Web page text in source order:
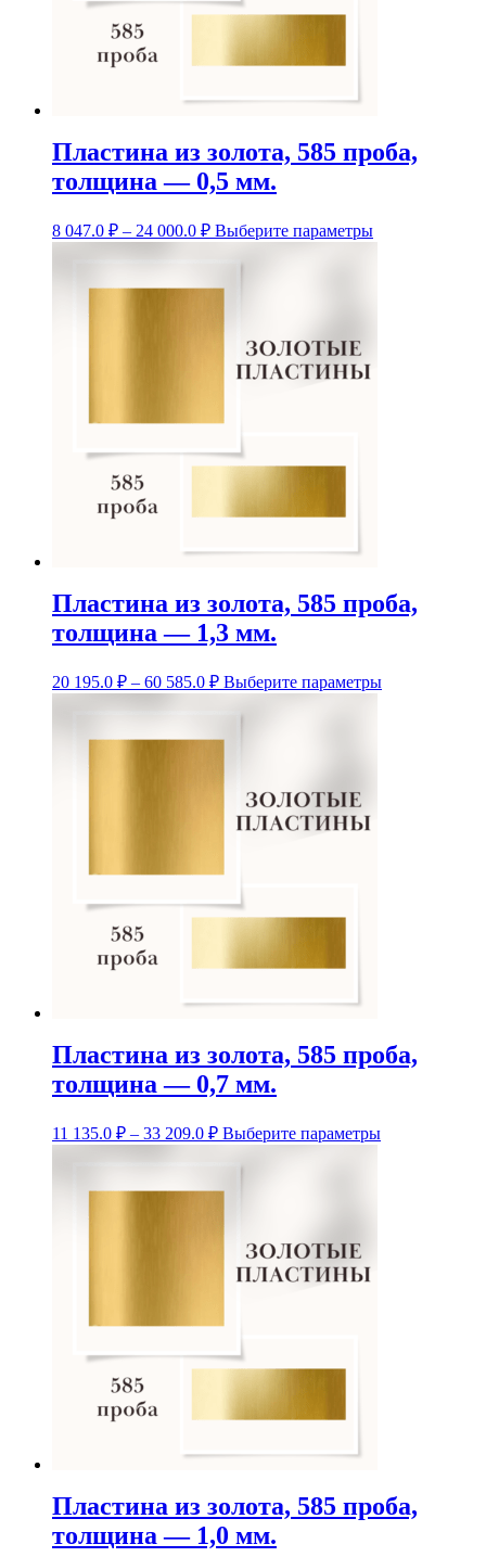
Пластина из золота, 585 проба,
толщина — 0,5 мм.
8 047.0 ₽ – 24 000.0 ₽Диапазон
цен:
047.0 ₽
000.0 ₽
Выберите параметрыЭтот
товар
Пластина из золота, 585 проба,
толщина — 1,3 мм.
20 195.0 ₽ – 60 585.0 ₽Диапазон
цен:
195.0 ₽
585.0 ₽
Выберите параметрыЭтот
Пластина из золота, 585 проба,
толщина — 0,7 мм.
11 135.0 ₽ – 33 209.0 ₽Диапазон
цен:
135.0 ₽
209.0 ₽
Выберите параметрыЭтот
Пластина из золота, 585 проба,
толщина — 1,0 мм.